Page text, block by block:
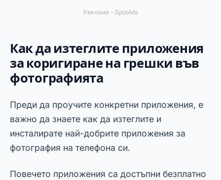
инсталирате най-добрите приложения за
Повечето приложения са достъпни безплатно
в PlayStore или App Store. Това улеснява
достъпа за всеки, който се интересува от
За да го изтеглите безплатно, просто
потърсете името на приложението и
следвайте инструкциите за инсталиране.
По този начин ще имате достъп до мощни